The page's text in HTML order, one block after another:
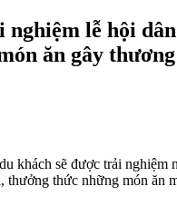
nghiệm lễ hội
ăn gây
khách sẽ được trải nghiệm
thưởng thức những món ăn